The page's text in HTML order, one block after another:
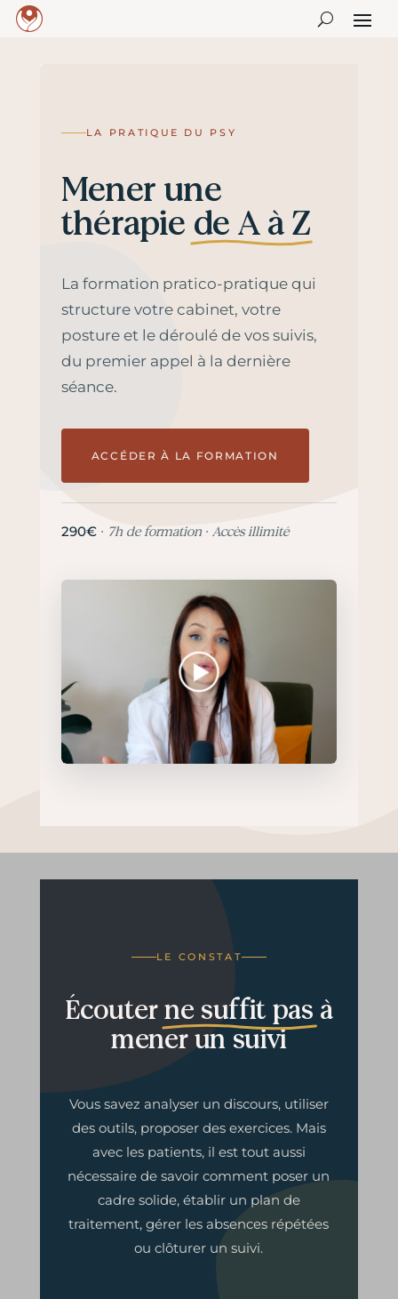
LA PRATIQUE DU PSY
Mener une
thérapie de A à Z
La formation pratico-pratique qui
structure votre cabinet, votre
posture et le déroulé de vos suivis,
du premier appel à la dernière
séance.
ACCÉDER À LA FORMATION
290€· 7h de formation · Accès illimité
LE CONSTAT
Écouterne suffit pas à
mener un suivi
Vous savez analyser un discours, utiliser
des outils, proposer des exercices. Mais
avec les patients, il est tout aussi
nécessaire de savoir comment poser un
cadre solide, établir un plan de
traitement, gérer les absences répétées
ou clôturer un suivi.